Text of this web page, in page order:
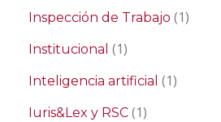
Inspección de Trabajo (1)
Institucional (1)
Inteligencia artificial (1)
Iuris&Lex y RSC (1)